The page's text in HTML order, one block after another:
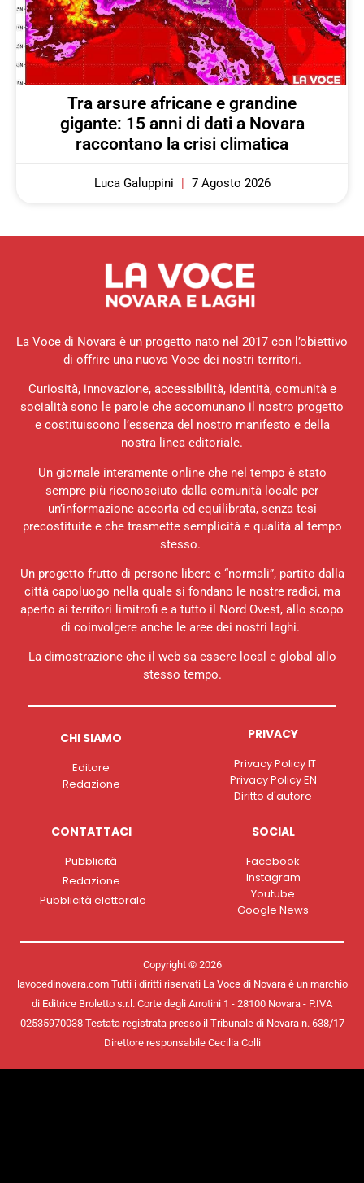
Tra arsure africane e grandine
gigante: 15 anni di dati a Novara
raccontano la crisi climatica
Luca Galuppini 7 Agosto 2026
La Voce di Novara è un progetto nato nel 2017 con l’obiettivo
di offrire una nuova Voce dei nostri territori.
Curiosità, innovazione, accessibilità, identità, comunità e
socialità sono le parole che accomunano il nostro progetto
e costituiscono l’essenza del nostro manifesto e della
nostra linea editoriale.
Un giornale interamente online che nel tempo è stato
sempre più riconosciuto dalla comunità locale per
un’informazione accorta ed equilibrata, senza tesi
precostituite e che trasmette semplicità e qualità al tempo
stesso.
Un progetto frutto di persone libere e “normali”, partito dalla
città capoluogo nella quale si fondano le nostre radici, ma
aperto ai territori limitrofi e a tutto il Nord Ovest, allo scopo
di coinvolgere anche le aree dei nostri laghi.
La dimostrazione che il web sa essere local e global allo
stesso tempo.
CHI SIAMO
Editore
Redazione
PRIVACY
Privacy Policy IT
Privacy Policy EN
Diritto d'autore
CONTATTACI
Pubblicità
Redazione
Pubblicità elettorale
SOCIAL
Facebook
Instagram
Youtube
Google News
Copyright © 2026
lavocedinovara.com Tutti i diritti riservati La Voce di Novara è un marchio
di Editrice Broletto s.r.l. Corte degli Arrotini 1 - 28100 Novara - P.IVA
02535970038 Testata registrata presso il Tribunale di Novara n. 638/17
Direttore responsabile Cecilia Colli